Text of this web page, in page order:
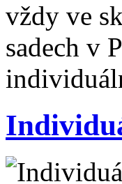
vždy ve
sadech v